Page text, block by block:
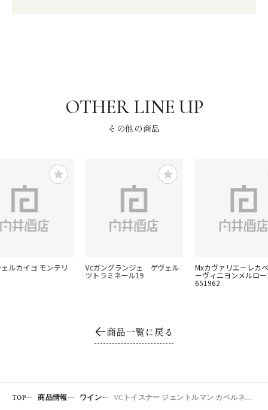
その他の商品
ルカイヨ モンテリ Vcガングランジェ ゲヴェル
ツトラミネール19
Mxカヴァリエーレカ
ーヴィニヨンメルロ
651962
商品一覧に戻る
TOP 商品情報 ワイン VCトイスナー ジェントルマン カベルネソーヴィニヨン2019